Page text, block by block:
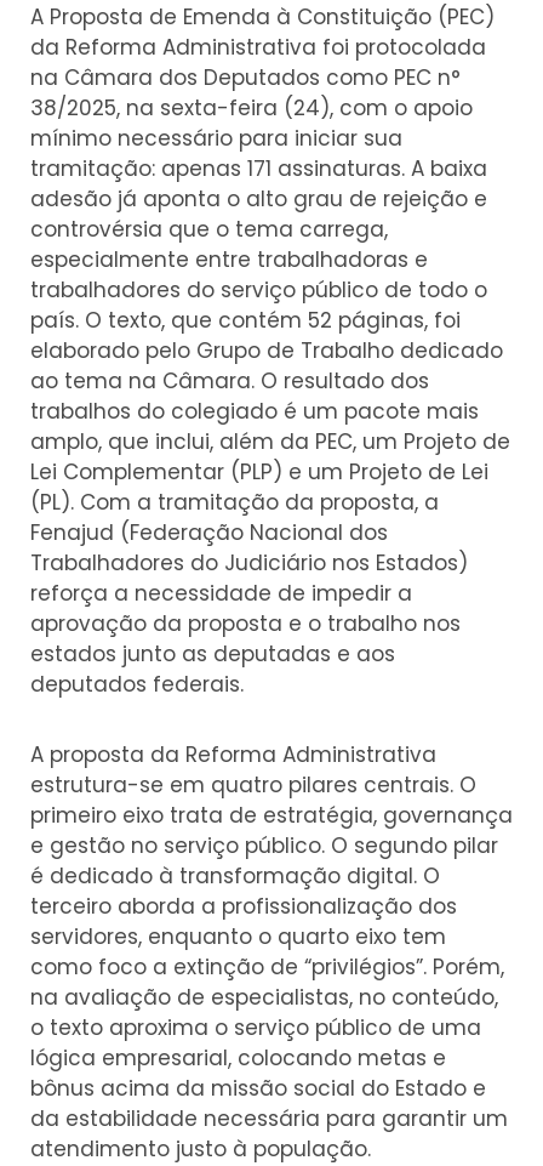
A Proposta de Emenda à Constituição (PEC)
da Reforma Administrativa foi protocolada
na Câmara dos Deputados como PEC n°
38/2025, na sexta-feira (24), com o apoio
mínimo necessário para iniciar sua
tramitação: apenas 171 assinaturas. A baixa
adesão já aponta o alto grau de rejeição e
controvérsia que o tema carrega,
especialmente entre trabalhadoras e
trabalhadores do serviço público de todo o
país. O texto, que contém 52 páginas, foi
elaborado pelo Grupo de Trabalho dedicado
ao tema na Câmara. O resultado dos
trabalhos do colegiado é um pacote mais
amplo, que inclui, além da PEC, um Projeto de
Lei Complementar (PLP) e um Projeto de Lei
(PL). Com a tramitação da proposta, a
Fenajud (Federação Nacional dos
Trabalhadores do Judiciário nos Estados)
reforça a necessidade de impedir a
aprovação da proposta e o trabalho nos
estados junto as deputadas e aos
deputados federais.
A proposta da Reforma Administrativa
estrutura-se em quatro pilares centrais. O
primeiro eixo trata de estratégia, governança
e gestão no serviço público. O segundo pilar
é dedicado à transformação digital. O
terceiro aborda a profissionalização dos
servidores, enquanto o quarto eixo tem
como foco a extinção de “privilégios”. Porém,
na avaliação de especialistas, no conteúdo,
o texto aproxima o serviço público de uma
lógica empresarial, colocando metas e
bônus acima da missão social do Estado e
da estabilidade necessária para garantir um
atendimento justo à população.